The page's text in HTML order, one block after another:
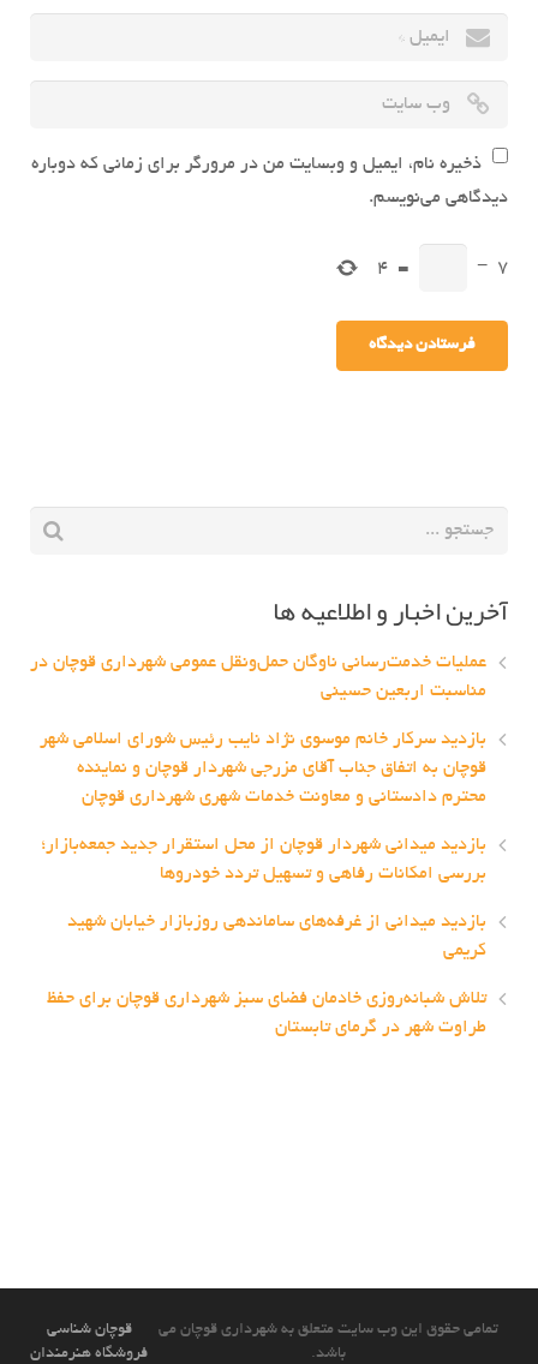
ذخیره نام، ایمیل و وبسایت من در مرورگر برای زمانی که دوباره
دیدگاهی می‌نویسم.
7
−
=
4
آخرین اخبار و اطلاعیه ها
عملیات خدمت‌رسانی ناوگان حمل‌ونقل عمومی شهرداری قوچان در
مناسبت اربعین حسینی
بازدید سرکار خانم موسوی نژاد نایب رئیس شورای اسلامی شهر
قوچان به اتفاق جناب آقای مزرجی شهردار قوچان و نماینده
محترم دادستانی و معاونت خدمات شهری شهرداری قوچان
بازدید میدانی شهردار قوچان از محل استقرار جدید جمعه‌بازار؛
بررسی امکانات رفاهی و تسهیل تردد خودروها
بازدید میدانی از غرفه‌های ساماندهی روزبازار خیابان شهید
کریمی
تلاش شبانه‌روزی خادمان فضای سبز شهرداری قوچان برای حفظ
طراوت شهر در گرمای تابستان
قوچان شناسی
فروشگاه هنرمندان
تمامی حقوق این وب سایت متعلق به شهرداری قوچان می
باشد.